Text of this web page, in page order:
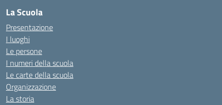
La Scuola
Presentazione
I luoghi
Le persone
I numeri della scuola
Le carte della scuola
Organizzazione
La storia